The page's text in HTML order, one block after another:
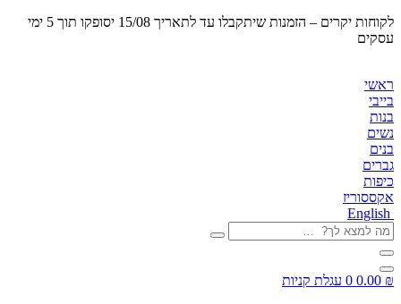
לקוחות יקרים – הזמנות שיתקבלו
עד לתאריך 15/08 יסופקו תוך 5 ימי
עסקים
ראשי
בייבי
בנות
נשים
בנים
גברים
כיפות
אקססוריז
English
מה
למצא
לך?
…
0.00 ₪
0 עגלת קניות